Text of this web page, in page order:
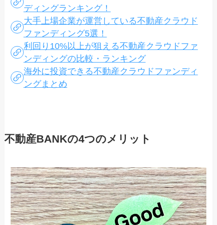
ディングランキング！
大手上場企業が運営している不動産クラウド
ファンディング5選！
利回り10%以上が狙える不動産クラウドファ
ンディングの比較・ランキング
海外に投資できる不動産クラウドファンディ
ングまとめ
不動産BANKの4つのメリット